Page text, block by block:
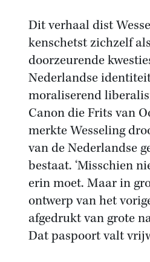
Dit verhaal dist
kenschetst zichzelf
doorzeurende
Nederlandse
moraliserend
Canon die Frits van
merkte Wesseling
van de Nederlandse
bestaat. ‘Misschien
erin moet. Maar in
ontwerp van het
afgedrukt van grote
Dat paspoort valt